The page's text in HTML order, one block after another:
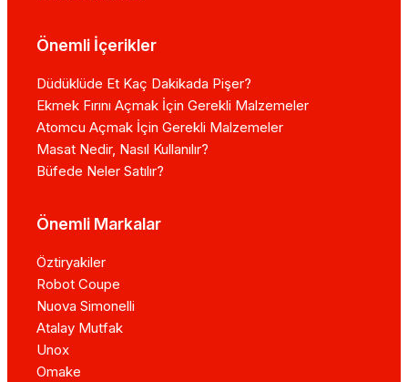
Önemli İçerikler
Düdüklüde Et Kaç Dakikada Pişer?
Ekmek Fırını Açmak İçin Gerekli Malzemeler
Atomcu Açmak İçin Gerekli Malzemeler
Masat Nedir, Nasıl Kullanılır?
Büfede Neler Satılır?
Önemli Markalar
Öztiryakiler
Robot Coupe
Nuova Simonelli
Atalay Mutfak
Unox
Omake